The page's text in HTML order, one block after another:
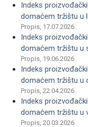
Indeks
domaćem tržištu u
Propis, 17.07.2026.
Indeks
domaćem tržištu u
Propis, 19.06.2026.
Indeks
domaćem tržištu u
Propis, 22.04.2026.
Indeks
domaćem tržištu u
Propis, 20.03.2026.